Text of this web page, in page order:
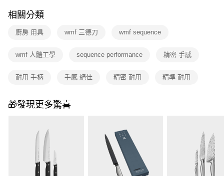
宅配
免運費
相關分類
廚房 用具 wmf 三德刀 wmf sequence
wmf 人體工學 sequence performance 精密 手感
耐用 手柄 手感 絕佳 精密 耐用 精準 耐用
🎁發現更多驚喜